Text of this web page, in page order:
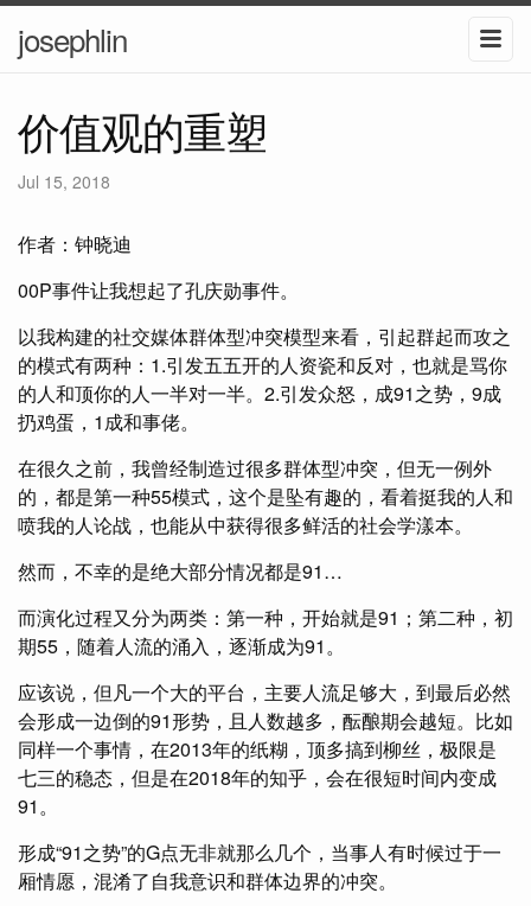
josephlin
价值观的重塑
Jul 15, 2018
作者：钟晓迪
00P事件让我想起了孔庆勋事件。
以我构建的社交媒体群体型冲突模型来看，引起群起而攻之
的模式有两种：1.引发五五开的人资瓷和反对，也就是骂你
的人和顶你的人一半对一半。2.引发众怒，成91之势，9成
扔鸡蛋，1成和事佬。
在很久之前，我曾经制造过很多群体型冲突，但无一例外
的，都是第一种55模式，这个是坠有趣的，看着挺我的人和
喷我的人论战，也能从中获得很多鲜活的社会学漾本。
然而，不幸的是绝大部分情况都是91…
而演化过程又分为两类：第一种，开始就是91；第二种，初
期55，随着人流的涌入，逐渐成为91。
应该说，但凡一个大的平台，主要人流足够大，到最后必然
会形成一边倒的91形势，且人数越多，酝酿期会越短。比如
同样一个事情，在2013年的纸糊，顶多搞到柳丝，极限是
七三的稳态，但是在2018年的知乎，会在很短时间内变成
91。
形成“91之势”的G点无非就那么几个，当事人有时候过于一
厢情愿，混淆了自我意识和群体边界的冲突。